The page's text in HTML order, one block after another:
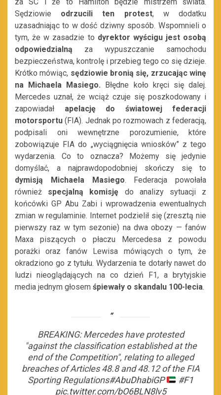
Sędziowie odrzucili ten protest, w dodatku
uzasadniając to w dość dziwny sposób. Wspomnieli o
tym, że w zasadzie to dyrektor wyścigu jest osobą
odpowiedzialną za wypuszczanie samochodu
bezpieczeństwa, kontrolę i przebieg tego co się dzieje.
Krótko mówiąc, sędziowie bronią się, zrzucając winę
na Michaela Masiego. Błędne koło kręci się dalej.
Mercedes uznał, że wciąż czuje się poszkodowany i
zapowiadał apelację do światowej federacji
motorsportu (FIA). Jednak po rozmowach z federacją,
podpisali oni wewnętrzne porozumienie, które
zobowiązuje FIA do „wyciągnięcia wniosków” z tego
wydarzenia. Co to oznacza? Możemy się jedynie
domyślać, a najprawdopodobniej skończy się to
dymisją Michaela Masiego. Federacja powołała
również specjalną komisję do analizy sytuacji z
końcówki GP Abu Zabi i wprowadzenia ewentualnych
zmian w regulaminie. Internet podzielił się (zresztą nie
pierwszy raz w tym sezonie) na dwa obozy — fanów
Maxa piszących o płaczu Mercedesa z powodu
porażki oraz fanów Lewisa mówiących o tym, że
okradziono go z tytułu. Wydarzenia te dotarły nawet do
ludzi nieoglądających na co dzień F1, a brytyjskie
media jednym głosem śpiewały o skandalu 100-lecia.
BREAKING: Mercedes have protested
"against the classification established at the
end of the Competition", relating to alleged
breaches of Articles 48.8 and 48.12 of the FIA
Sporting Regulations#AbuDhabiGP
#F1
pic.twitter.com/bO6BLN8lv5